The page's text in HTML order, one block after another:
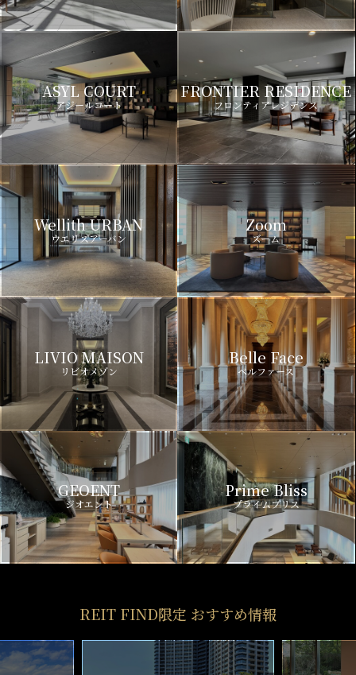
ASYL COURT
アジールコート
FRONTIER RESIDENCE
フロンティアレジデンス
Wellith URBAN
ウエリスアーバン
Zoom
ズーム
LIVIO MAISON
リビオメゾン
Belle Face
ベルファース
GEOENT
ジオエント
Prime Bliss
プライムブリス
REIT FIND限定 おすすめ情報